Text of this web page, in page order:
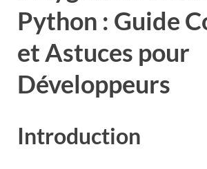
Python : Guide
et Astuces pour
Développeurs
Introduction